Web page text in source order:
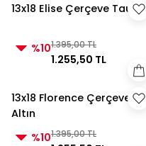
13x18 Elise Çerçeve Taupe
%101.395,00 TL
1.255,50 TL
13x18 Florence Çerçeve
Altın
%101.395,00 TL